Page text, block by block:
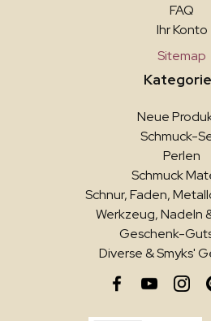
FAQ
Ihr Konto
Sitemap
Neue
Schmuck-
Perlen
Schmuck
Schnur, Faden,
Werkzeug, Nadeln
Geschenk-
Diverse & Smyks'